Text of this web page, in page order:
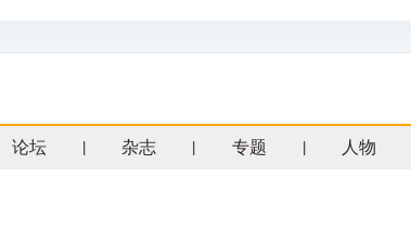
论坛 杂志 专题 人物